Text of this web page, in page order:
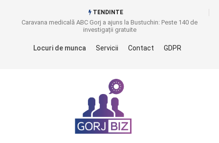
TENDINTE
Caravana medicală ABC Gorj a ajuns la Bustuchin: Peste 140 de
investigații gratuite
Locuri de munca Servicii Contact GDPR